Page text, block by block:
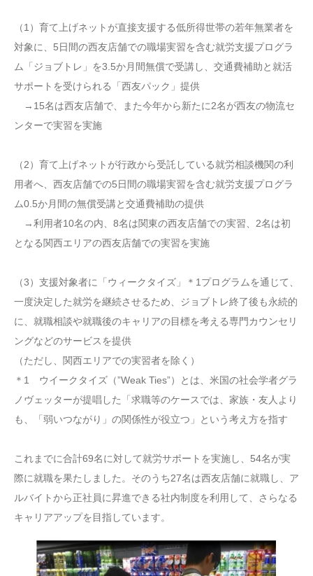
（1）育て上げネットが直接支援する低所得世帯の若年無業者を
対象に、5日間の西友店舗での職場実習を含む就労支援プログラ
ム「ジョブトレ」を3.5か月間無償で受講し、交通費補助と就活
サポートを受けられる「西友パック」提供
→15名は西友店舗で、また今年から新たに2名が西友の物流セ
ンターで実習を実施
（2）育て上げネットが行政から受託している就労相談機関の利
用者へ、西友店舗での5日間の職場実習を含む就労支援プログラ
ム0.5か月間の無償受講と交通費補助の提供
→利用者10名の内、8名は関東の西友店舗での実習、2名は初
となる関西エリアの西友店舗での実習を実施
（3）支援対象者に「ウィークタイズ」＊1プログラムを通じて、
一度決定した就労を継続させるため、ジョブトレ終了後も永続的
に、就職相談や就職後のキャリアの目標を考える専門カウンセリ
ングなどのサービスを提供
（ただし、関西エリアでの実習者を除く）
＊1 ウイークタイズ（”Weak Ties”）とは、米国の社会学者グラ
ノヴェッターが提唱した「求職等のケースでは、家族・友人より
も、「弱いつながり」の関係性が役立つ」という考え方を指す
これまでに合計69名に対して就労サポートを実施し、54名が実
際に就職を果たしました。そのうち27名は西友店舗に就職し、ア
ルバイトから正社員に昇進できる社内制度を利用して、さらなる
キャリアアップを目指しています。